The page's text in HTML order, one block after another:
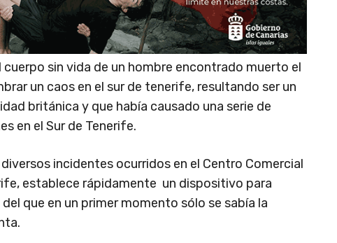
sin vida de un hombre encontrado muerto el
un caos en el sur de tenerife, resultando ser un
británica y que había causado una serie de
en el Sur de Tenerife.
incidentes ocurridos en el Centro Comercial
establece rápidamente un dispositivo para
que en un primer momento sólo se sabía la